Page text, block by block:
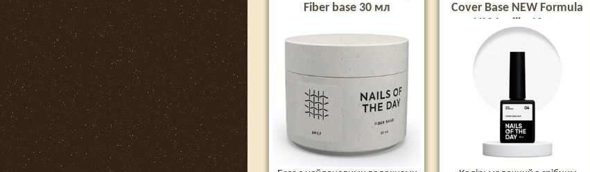
Fiber base 30 мл
Cover Base NEW Formula
№04 milk, 10 мл